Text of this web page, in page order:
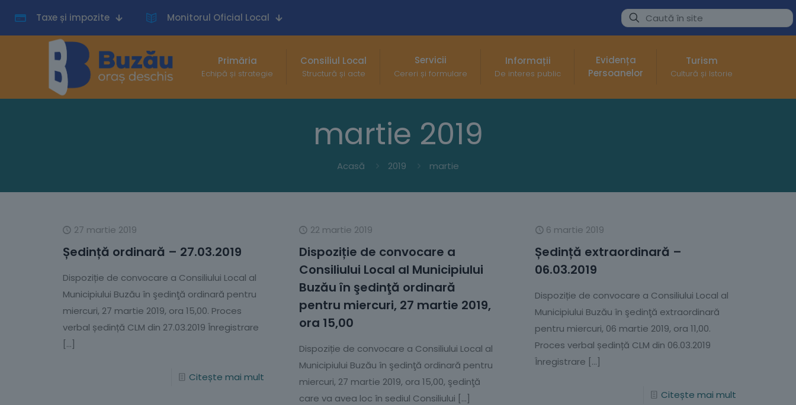
Taxe și impozite Monitorul Oficial Local
Primăria
Echipă și strategie
Consiliul Local
Structură și acte
Servicii
Cereri și formulare
Informații
De interes public
Evidența
Persoanelor
Turism
Cultură și Istorie
martie 2019
Acasă 2019 martie
27 martie 2019
Ședință ordinară – 27.03.2019
Dispoziție de convocare a Consiliului Local al
Municipiului Buzău în şedinţă ordinară pentru
miercuri, 27 martie 2019, ora 15,00. Proces
verbal ședință CLM din 27.03.2019 Înregistrare
[…]
Citește mai mult
22 martie 2019
Dispoziție de convocare a
Consiliului Local al Municipiului
Buzău în şedinţă ordinară
pentru miercuri, 27 martie 2019,
ora 15,00
Dispoziție de convocare a Consiliului Local al
Municipiului Buzău în şedinţă ordinară pentru
miercuri, 27 martie 2019, ora 15,00, şedinţă
care va avea loc în sediul Consiliului […]
6 martie 2019
Ședință extraordinară –
06.03.2019
Dispoziție de convocare a Consiliului Local al
Municipiului Buzău în şedinţă extraordinară
pentru miercuri, 06 martie 2019, ora 11,00.
Proces verbal ședință CLM din 06.03.2019
Înregistrare […]
Citește mai mult